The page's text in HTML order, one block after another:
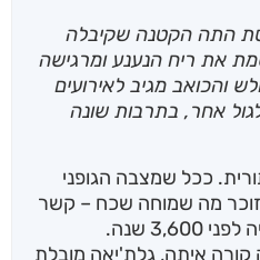
התה הקטנה שקיבלה
את ריח הנענע ומרגישה
והכואב מגיב לאירועים
אחר, בתרבות שונה
ככל שמצבה הגופני
זוכר מה שמוחה שכח – קשר
שנה.
קורה איתה, גלת'יאה מובלת